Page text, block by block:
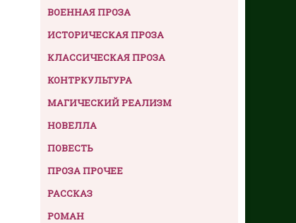
ВОЕННАЯ ПРОЗА
ИСТОРИЧЕСКАЯ ПРОЗА
КЛАССИЧЕСКАЯ ПРОЗА
КОНТРКУЛЬТУРА
МАГИЧЕСКИЙ РЕАЛИЗМ
НОВЕЛЛА
ПОВЕСТЬ
ПРОЗА ПРОЧЕЕ
РАССКАЗ
РОМАН